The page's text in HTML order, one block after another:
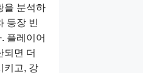
을 분석하
등장 빈
플레이어
되면 더
키고, 강